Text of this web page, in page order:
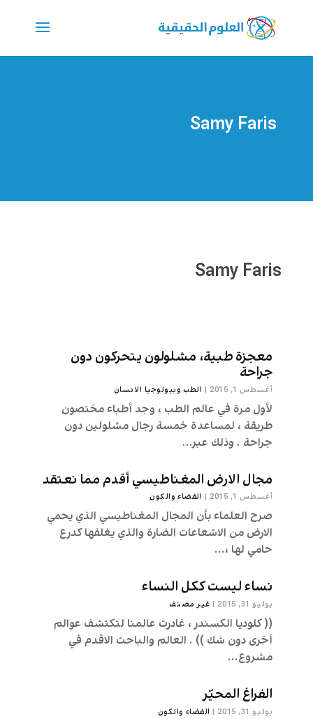
Samy Faris
Samy Faris
معجزة طبية، مشلولون يتحركون دون
جراحة
أغسطس 1, 2015 | الطب وبيولوجيا الانسان
لأول مرة في عالم الطب ، وجد أطباء مختصون
طريقة ، لمساعدة خمسة رجال مشلولين دون
جراحة . وذلك عبر...
مجال الارض المغناطيسي أقدم مما نعتقد
أغسطس 1, 2015 | الفضاء والكون
صرح العلماء بأن المجال المغناطيسي الذي يحمي
الارض من الاشعاعات الضارة والذي يغلفها كدرع
حامي لها ،...
نساء ليست ككل النساء
يوليو 31, 2015 | غير مصنف
(( كلوديا الكسندر ، غادرت عالمنا لتكتشف عوالم
أخرى دون شك )) . العالم والباحث الاقدم في
مشروع...
الفراغ المحيّر
يوليو 31, 2015 | الفضاء والكون